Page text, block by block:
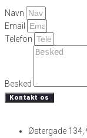
Navn
Email
Telefon
Besked
Kontakt os
Østergade 134,